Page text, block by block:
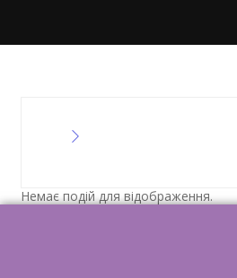
Немає подій для відображення.